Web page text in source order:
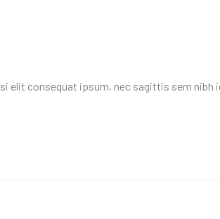
elit consequat ipsum, nec sagittis sem nibh